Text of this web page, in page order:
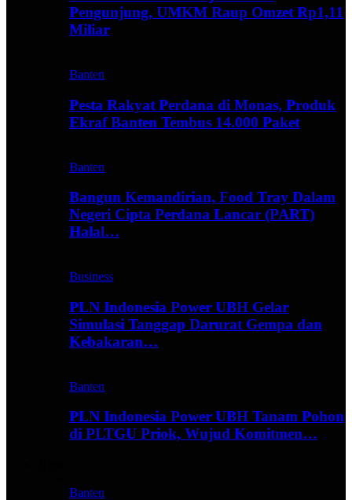
Pengunjung, UMKM Raup Omzet Rp1,11
Miliar
Banten
Pesta Rakyat Perdana di Monas, Produk
Ekraf Banten Tembus 14.000 Paket
Banten
Bangun Kemandirian, Food Tray Dalam
Negeri Cipta Perdana Lancar (PART)
Halal…
Business
PLN Indonesia Power UBH Gelar
Simulasi Tanggap Darurat Gempa dan
Kebakaran…
Banten
PLN Indonesia Power UBH Tanam Pohon
di PLTGU Priok, Wujud Komitmen…
Banten